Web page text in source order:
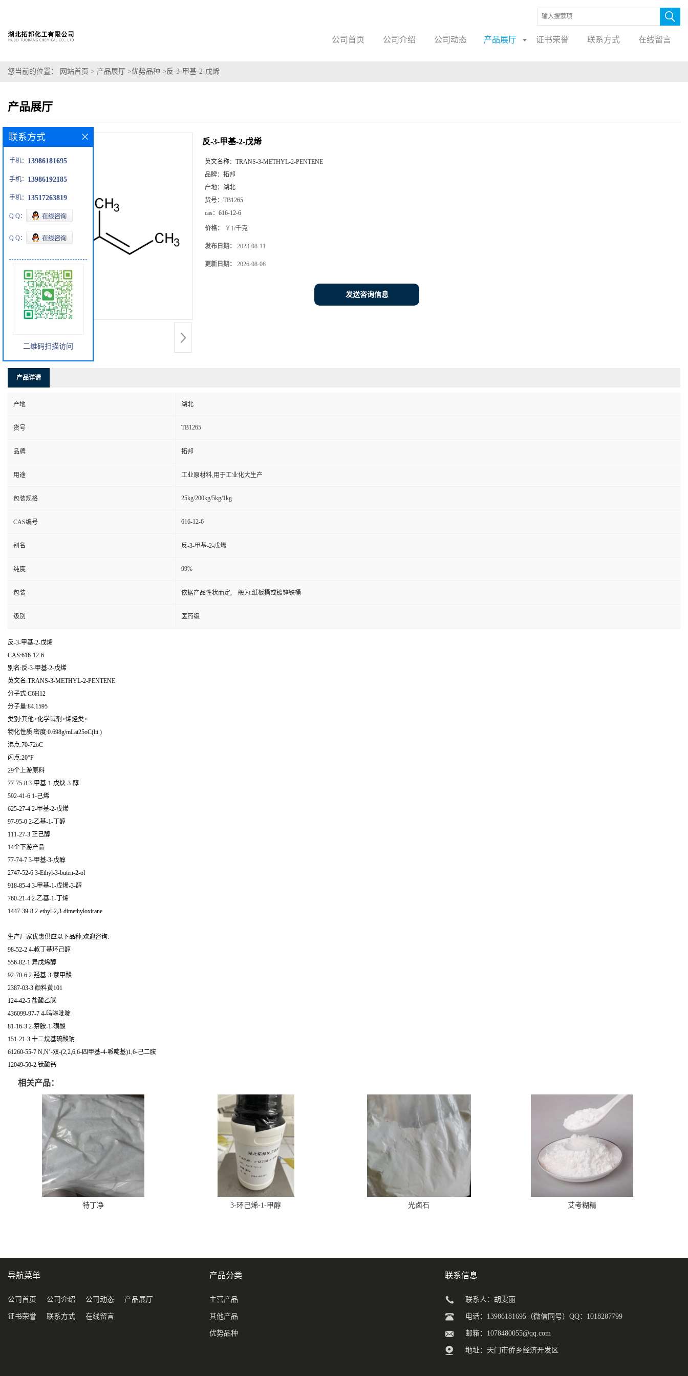
公司首页 公司介绍 公司动态 产品展厅 证书荣誉 联系方式 在线留言
您当前的位置： 网站首页 > 产品展厅 >优势品种 >反-3-甲基-2-戊烯
产品展厅
反-3-甲基-2-戊烯
英文名称： TRANS-3-METHYL-2-PENTENE
品牌： 拓邦
产地： 湖北
货号： TB1265
cas： 616-12-6
价格： ￥1/千克
发布日期： 2023-08-11
更新日期： 2026-08-06
发送咨询信息
产品详请
产地 湖北
货号 TB1265
品牌 拓邦
用途 工业原材料,用于工业化大生产
包装规格 25kg/200kg/5kg/1kg
CAS编号 616-12-6
别名 反-3-甲基-2-戊烯
纯度 99%
包装 依据产品性状而定,一般为:纸板桶或镀锌铁桶
级别 医药级
反-3-甲基-2-戊烯
CAS:616-12-6
别名:反-3-甲基-2-戊烯
英文名:TRANS-3-METHYL-2-PENTENE
分子式:C6H12
分子量:84.1595
类别:其他>化学试剂>烯烃类>
物化性质:密度:0.698g/mLat25oC(lit.)
沸点:70-72oC
闪点:20°F
29个上游原料
77-75-8 3-甲基-1-戊炔-3-醇
592-41-6 1-己烯
625-27-4 2-甲基-2-戊烯
97-95-0 2-乙基-1-丁醇
111-27-3 正己醇
14个下游产品
77-74-7 3-甲基-3-戊醇
2747-52-6 3-Ethyl-3-buten-2-ol
918-85-4 3-甲基-1-戊烯-3-醇
760-21-4 2-乙基-1-丁烯
1447-39-8 2-ethyl-2,3-dimethyloxirane
生产厂家优惠供应以下品种,欢迎咨询:
98-52-2 4-叔丁基环己醇
556-82-1 异戊烯醇
92-70-6 2-羟基-3-萘甲酸
2387-03-3 颜料黄101
124-42-5 盐酸乙脒
436099-97-7 4-吗啉吡啶
81-16-3 2-萘胺-1-磺酸
151-21-3 十二烷基硫酸钠
61260-55-7 N,N’-双-(2,2,6,6-四甲基-4-哌啶基)1,6-己二胺
12049-50-2 钛酸钙
相关产品：
特丁净 3-环己烯-1-甲醇 光卤石 艾考糊精
联系方式
手机： 13986181695
手机： 13986192185
手机： 13517263819
Q Q：
Q Q：
二维码扫描访问
导航菜单
公司首页 公司介绍 公司动态 产品展厅
证书荣誉 联系方式 在线留言
产品分类
主营产品
其他产品
优势品种
联系信息
联系人：胡雯丽
电话：13986181695（微信同号）QQ：1018287799
邮箱： 1078480055@qq.com
地址：天门市侨乡经济开发区